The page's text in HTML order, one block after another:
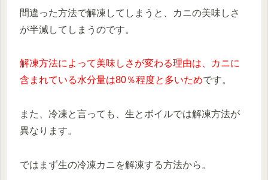
間違った方法で解凍してしまうと、カニの美味しさ
が半減してしまうのです。
解凍方法によって美味しさが変わる理由は、カニに
含まれている水分量は80％程度と多いためです。
また、冷凍と言っても、生とボイルでは解凍方法が
異なります。
ではまず生の冷凍カニを解凍する方法から。